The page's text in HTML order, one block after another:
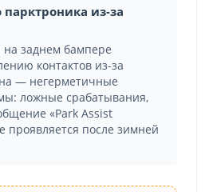
парктроника из-за
на заднем бампере
контактов из-за
— негерметичные
ложные срабатывания,
«Park Assist
проявляется после зимней